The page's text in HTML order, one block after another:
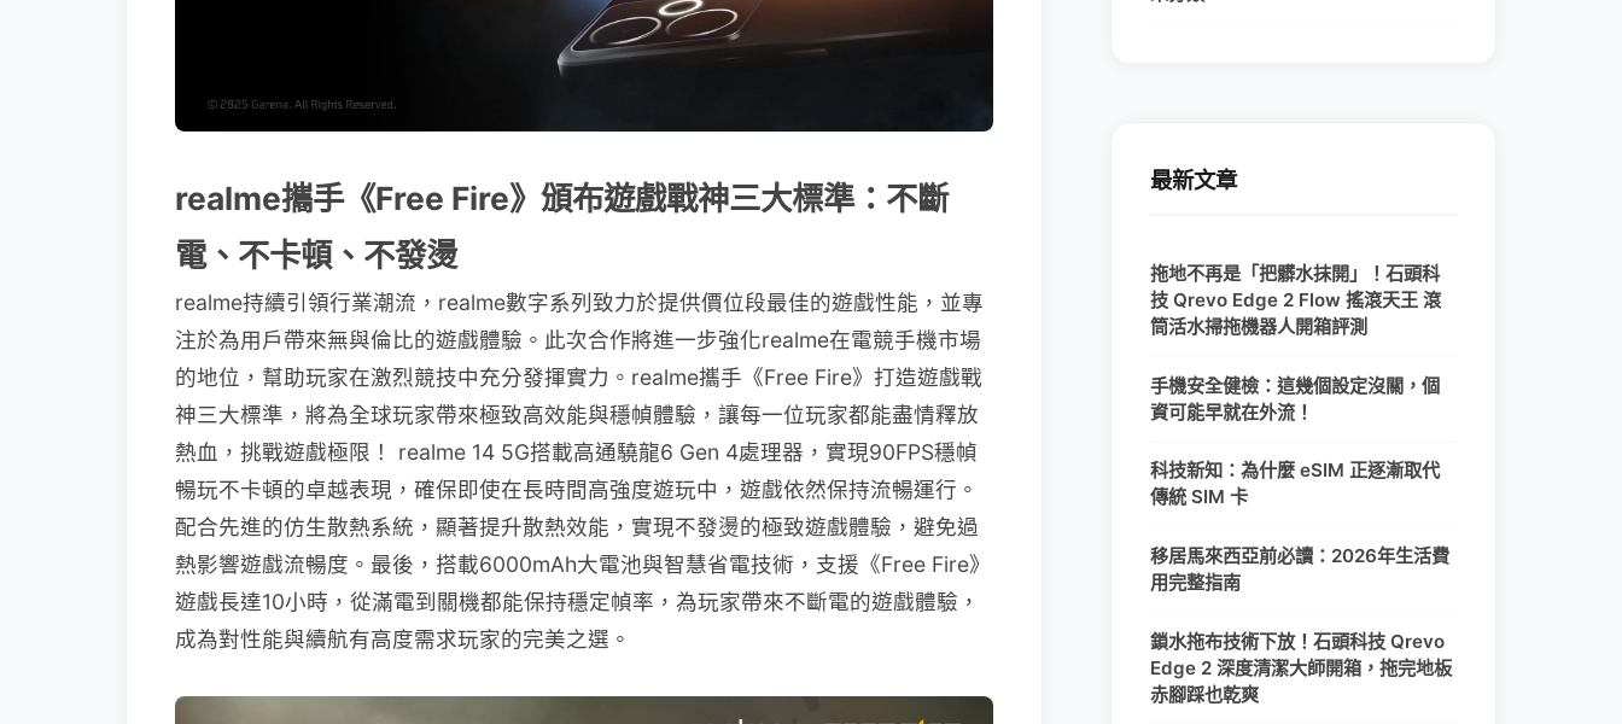
realme攜手《Free Fire》頒布遊戲戰神三大標準：不斷
電、不卡頓、不發燙
realme持續引領行業潮流，realme數字系列致力於提供價位段最佳的遊戲性能，並專
注於為用戶帶來無與倫比的遊戲體驗。此次合作將進一步強化realme在電競手機市場
的地位，幫助玩家在激烈競技中充分發揮實力。realme攜手《Free Fire》打造遊戲戰
神三大標準，將為全球玩家帶來極致高效能與穩幀體驗，讓每一位玩家都能盡情釋放
熱血，挑戰遊戲極限！ realme 14 5G搭載高通驍龍6 Gen 4處理器，實現90FPS穩幀
暢玩不卡頓的卓越表現，確保即使在長時間高強度遊玩中，遊戲依然保持流暢運行。
配合先進的仿生散熱系統，顯著提升散熱效能，實現不發燙的極致遊戲體驗，避免過
熱影響遊戲流暢度。最後，搭載6000mAh大電池與智慧省電技術，支援《Free Fire》
遊戲長達10小時，從滿電到關機都能保持穩定幀率，為玩家帶來不斷電的遊戲體驗，
成為對性能與續航有高度需求玩家的完美之選。
最新文章
拖地不再是「把髒水抹開」！石頭科
技 Qrevo Edge 2 Flow 搖滾天王 滾
筒活水掃拖機器人開箱評測
手機安全健檢：這幾個設定沒關，個
資可能早就在外流！
科技新知：為什麼 eSIM 正逐漸取代
傳統 SIM 卡
移居馬來西亞前必讀：2026年生活費
用完整指南
鎖水拖布技術下放！石頭科技 Qrevo
Edge 2 深度清潔大師開箱，拖完地板
赤腳踩也乾爽